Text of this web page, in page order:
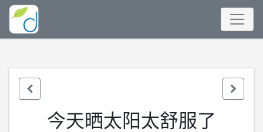
今天晒太阳太舒服了